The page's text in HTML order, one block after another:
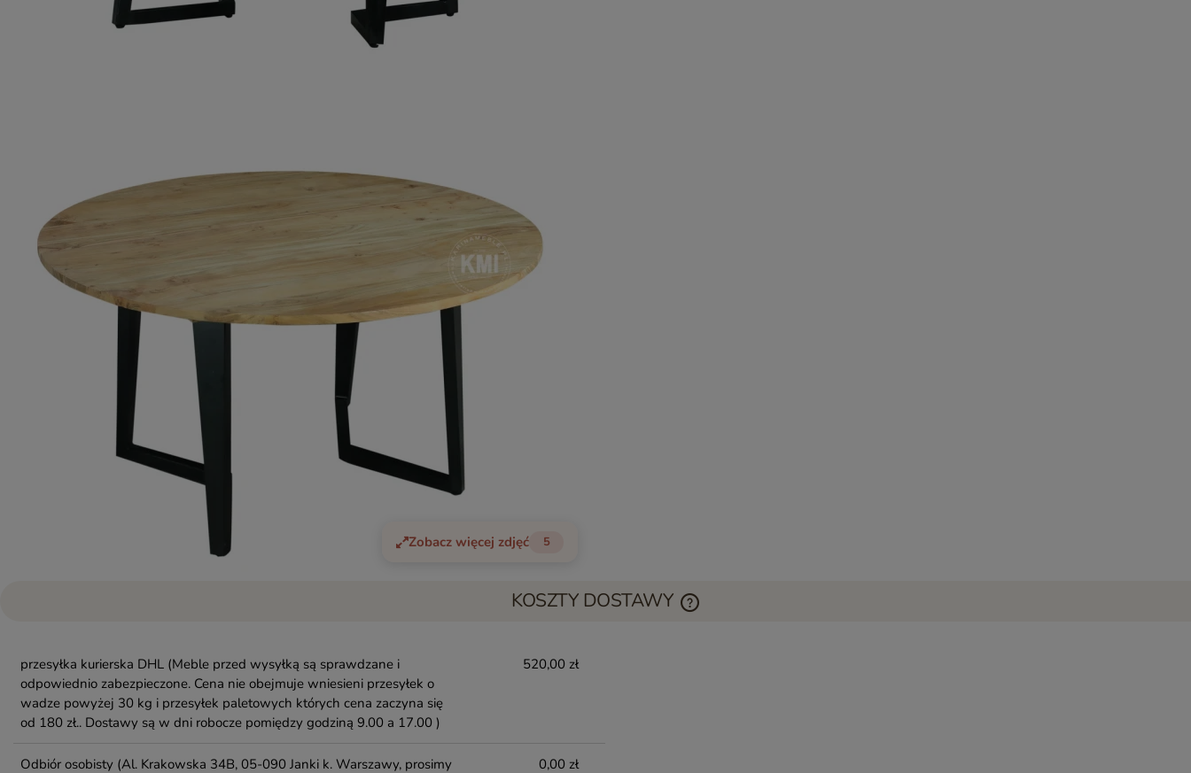
Zobacz więcej zdjęć 5
KOSZTY DOSTAWY
przesyłka kurierska DHL(Meble przed wysyłką są sprawdzane i
odpowiednio zabezpieczone. Cena nie obejmuje wniesieni przesyłek o
wadze powyżej 30 kg i przesyłek paletowych których cena zaczyna się
od 180 zł.. Dostawy są w dni robocze pomiędzy godziną 9.00 a 17.00 )
520,00 zł
Odbiór osobisty(Al. Krakowska 34B, 05-090 Janki k. Warszawy, prosimy
0,00 zł